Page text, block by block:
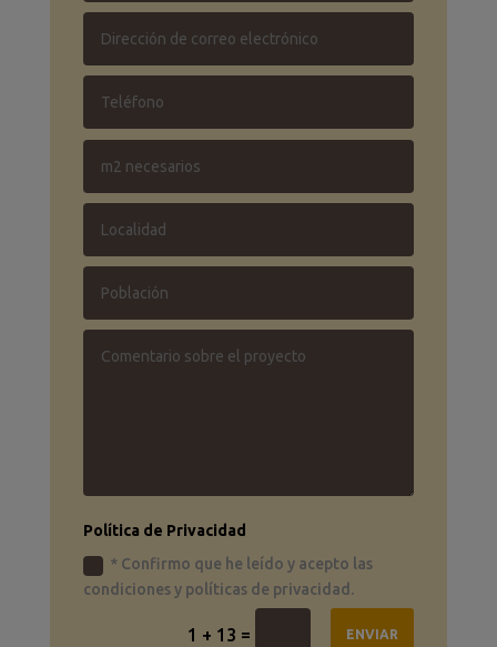
Política de Privacidad
* Confirmo que he leído y acepto las
condiciones y políticas de privacidad.
1 + 13 = ENVIAR